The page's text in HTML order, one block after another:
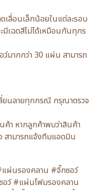
เลื่อนเล็กน้อยในแต่ละรอบ
เฉดสีไม่ได้เหมือนกันทุกร
มากกว่า 30 แผ่น สามารถ
ยนลายทุกกรณี กรุณาตรวจ
ค้า หากลูกค้าพบว่าสินค้า
สามารถแจ้งทีมแอดมิน
นรองคลาน #จิ๊กซอว์
ว์ #แผ่นโฟมรองคลาน